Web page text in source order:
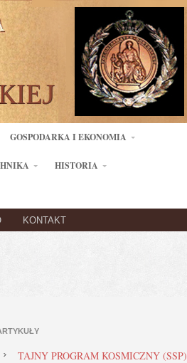
GOSPODARKA I EKONOMIA
HISTORIA
KONTAKT
TAJNY PROGRAM KOSMICZNY (SSP)